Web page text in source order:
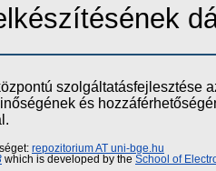
szolgáltatásfejlesztése
és
repozitorium AT uni-bge.hu
which is developed by the School of